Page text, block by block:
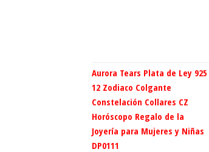
Aurora Tears Plata de Ley 925
12 Zodiaco Colgante
Constelación Collares CZ
Horóscopo Regalo de la
Joyería para Mujeres y Niñas
DP0111